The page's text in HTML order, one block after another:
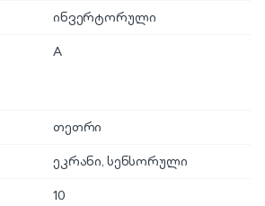
ინვერტორული
A
თეთრი
ეკრანი, სენსორული
10